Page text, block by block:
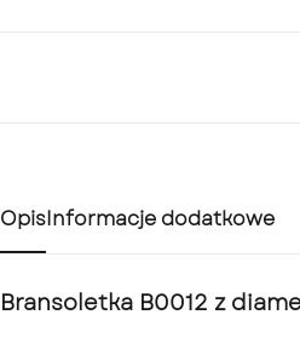
OpisInformacje dodatkowe
Bransoletka B0012 z